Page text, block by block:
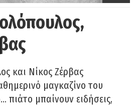
και Νίκος Ζέρβας
μαγκαζίνο του
πιάτο μπαίνουν ειδήσεις,